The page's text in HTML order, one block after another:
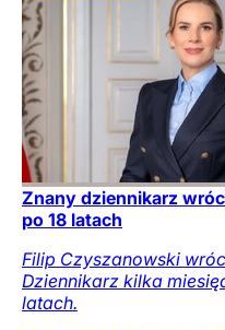
Znany dziennikarz
po 18 latach
Filip Czyszanowski
Dziennikarz kilka
latach.